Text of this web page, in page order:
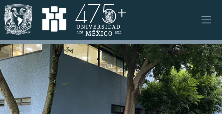
Pasar al contenido principal
Instituto
INSTITUTO
Objetivos y funciones
Misión y visión
Ejes estratégicos
Directorio y planta académica